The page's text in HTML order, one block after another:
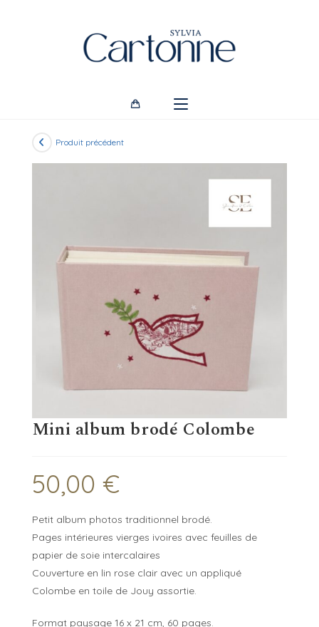
Produit précédent
Mini album brodé Colombe
50,00 €
Petit album photos traditionnel brodé.
Pages intérieures vierges ivoires avec feuilles de
papier de soie intercalaires
Couverture en lin rose clair avec un appliqué
Colombe en toile de Jouy assortie.
Format paysage 16 x 21 cm, 60 pages.